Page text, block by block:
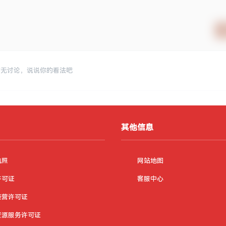
讨论，说说你的看法吧
可证
营许可证
源服务许可证
其他信息
网站地图
客服中心